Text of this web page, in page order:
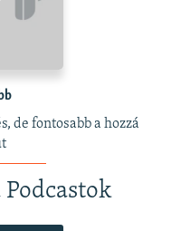
de fontosabb a hozzá
Podcastok